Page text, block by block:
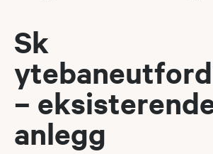
Sk​
–
anlegg